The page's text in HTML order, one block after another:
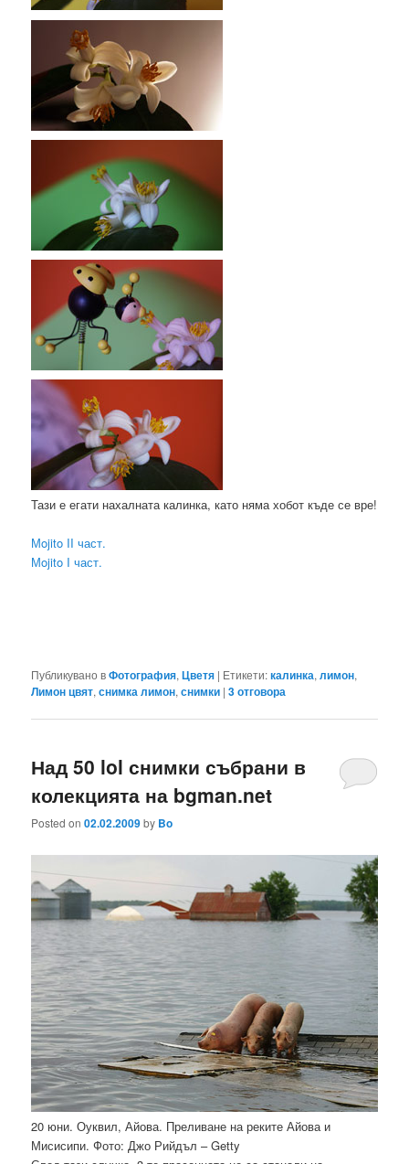
Тази е егати нахалната калинка, като няма хобот къде се вре!
Мojito II част.
Мojito I част.
Публикувано вФотография,Цветя | Етикети:калинка,лимон,
Лимон цвят,снимка лимон,снимки |3отговора
Над 50 lol снимки събрани в
колекцията на bgman.net
Posted on02.02.2009by Bo
20 юни. Оуквил, Айова. Преливане на реките Айова и
Мисисипи. Фото: Джо Рийдъл – Getty